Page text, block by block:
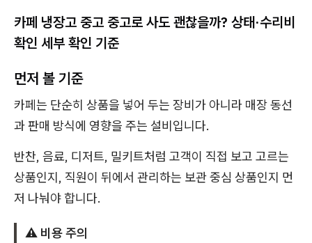
카페 냉장고 중고 중고로 사도 괜찮을까? 상태·수리비
확인 세부 확인 기준
먼저 볼 기준
카페는 단순히 상품을 넣어 두는 장비가 아니라 매장 동선
과 판매 방식에 영향을 주는 설비입니다.
반찬, 음료, 디저트, 밀키트처럼 고객이 직접 보고 고르는
상품인지, 직원이 뒤에서 관리하는 보관 중심 상품인지 먼
저 나눠야 합니다.
⚠️ 비용 주의